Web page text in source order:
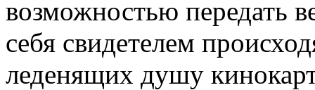
возможностью передать
себя свидетелем
леденящих душу